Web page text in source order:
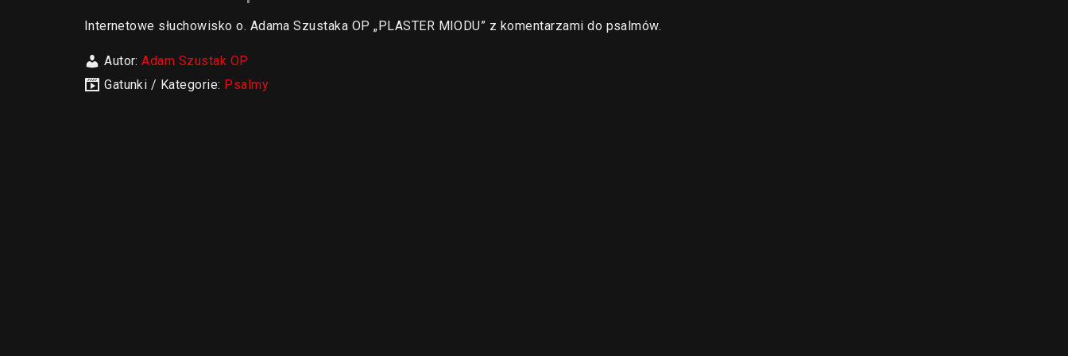
Internetowe słuchowisko o. Adama Szustaka OP „PLASTER MIODU” z komentarzami do psalmów.
Autor:Adam Szustak OP
Gatunki / Kategorie: Psalmy